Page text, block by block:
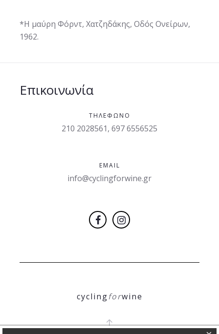
*Η μαύρη Φόρντ, Χατζηδάκης, Οδός Ονείρων,
1962.
Επικοινωνία
ΤΗΛΈΦΩΝΟ
210 2028561, 697 6556525
EMAIL
info@cyclingforwine.gr
cyclingforwine